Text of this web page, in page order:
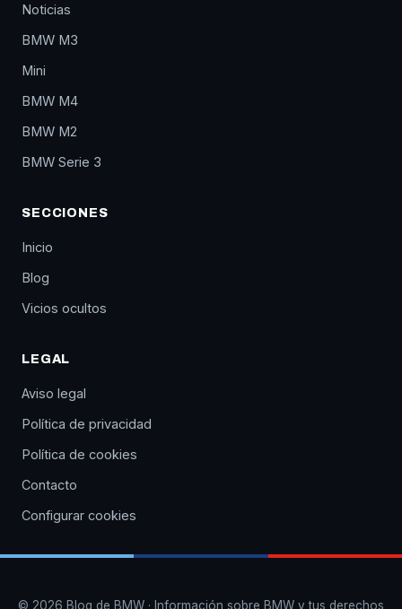
Noticias
BMW M3
Mini
BMW M4
BMW M2
BMW Serie 3
SECCIONES
Inicio
Blog
Vicios ocultos
LEGAL
Aviso legal
Política de privacidad
Política de cookies
Contacto
Configurar cookies
© 2026 Blog de BMW · Información sobre BMW y tus derechos